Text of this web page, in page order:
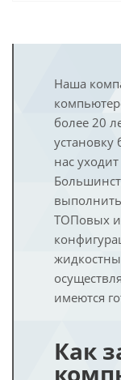
Наша
более 20
установку
нас
ТОПовых
имеются
Как